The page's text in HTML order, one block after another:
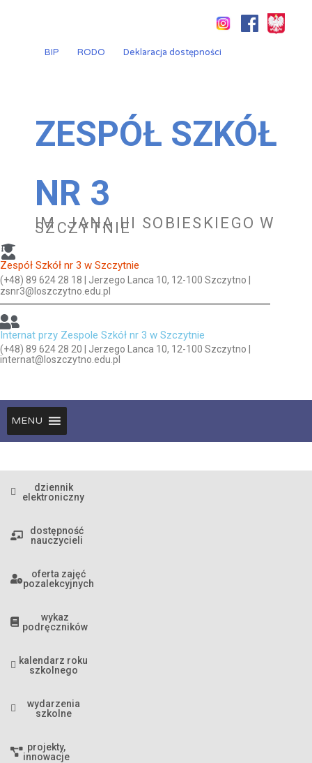
BIP
RODO Deklaracja dostępności
ZESPÓŁ SZKÓŁ
NR 3
IM. JANA III SOBIESKIEGO W
SZCZYTNIE
Zespół Szkół nr 3 w Szczytnie
(+48) 89 624 28 18 | Jerzego Lanca 10, 12-100 Szczytno |
zsnr3@loszczytno.edu.pl
Internat przy Zespole Szkół nr 3 w Szczytnie
(+48) 89 624 28 20 | Jerzego Lanca 10, 12-100 Szczytno |
internat@loszczytno.edu.pl
MENU
dziennik
elektroniczny
dostępność
nauczycieli
oferta zajęć
pozalekcyjnych
wykaz
podręczników
kalendarz roku
szkolnego
wydarzenia
szkolne
projekty,
innowacje